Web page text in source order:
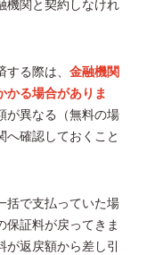
機関と契約しなけれ
る際は、 金融機関
かる場合がありま
が異なる（無料の場
へ確認しておくこと
括で支払っていた場
保証料が戻ってきま
返戻額から差し引